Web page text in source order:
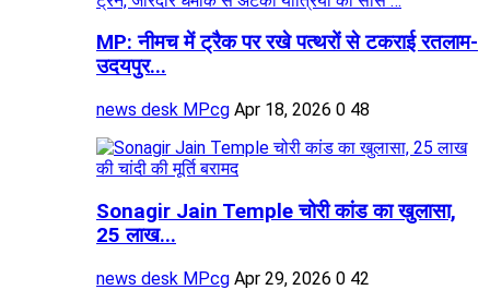
MP: नीमच में ट्रैक पर रखे पत्थरों से टकराई रतलाम-
उदयपुर...
news desk MPcg Apr 18, 2026 0 48
Sonagir Jain Temple चोरी कांड का खुलासा,
25 लाख...
news desk MPcg Apr 29, 2026 0 42